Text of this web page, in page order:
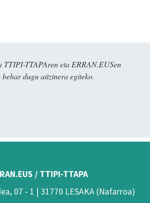
TTAPAren eta ERRAN.EUSen
dugu aitzinera egiteko.
/ TTIPI-TTAPA
07 - 1 | 31770 LESAKA (Nafarroa)